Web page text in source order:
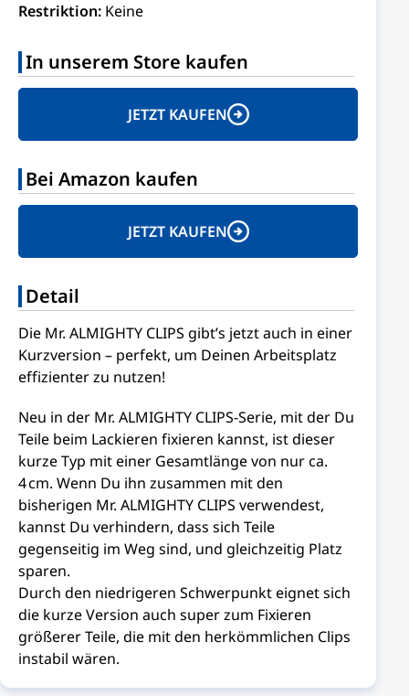
Restriktion: Keine
In unserem Store kaufen
JETZT KAUFEN
Bei Amazon kaufen
JETZT KAUFEN
Detail
Die Mr. ALMIGHTY CLIPS gibt’s jetzt auch in einer
Kurzversion – perfekt, um Deinen Arbeitsplatz
effizienter zu nutzen!
Neu in der Mr. ALMIGHTY CLIPS-Serie, mit der Du
Teile beim Lackieren fixieren kannst, ist dieser
kurze Typ mit einer Gesamtlänge von nur ca.
4 cm. Wenn Du ihn zusammen mit den
bisherigen Mr. ALMIGHTY CLIPS verwendest,
kannst Du verhindern, dass sich Teile
gegenseitig im Weg sind, und gleichzeitig Platz
sparen.
Durch den niedrigeren Schwerpunkt eignet sich
die kurze Version auch super zum Fixieren
größerer Teile, die mit den herkömmlichen Clips
instabil wären.